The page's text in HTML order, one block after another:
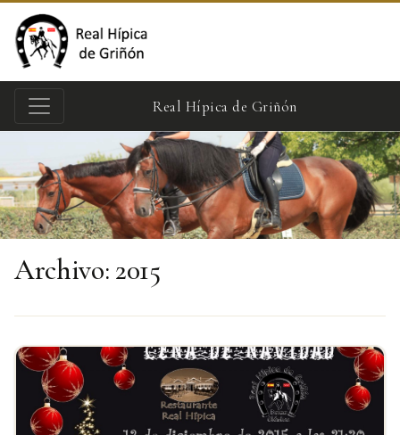
Real Hípica de Griñón
Archivo: 2015